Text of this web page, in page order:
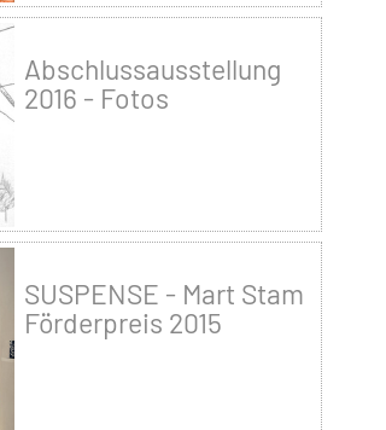
Abschlussausstellung
2016 - Fotos
SUSPENSE - Mart Stam
Förderpreis 2015